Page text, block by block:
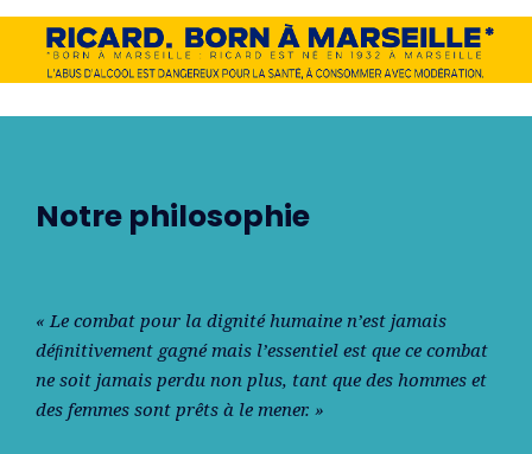
Notre philosophie
« Le combat pour la dignité humaine n’est jamais
déﬁnitivement gagné mais l’essentiel est que ce combat
ne soit jamais perdu non plus, tant que des hommes et
des femmes sont prêts à le mener. »